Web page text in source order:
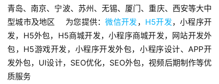
推
广
V
I
/
U
青岛、南京、宁波、苏州、无锡、厦门、重庆、西安等大中
型城市及地区    为您提供：微信开发 ， H5开发，小程序开
发，H5外包，H5商城开发，小程序商城开发，网站开发外
包，H5游戏开发，小程序开发外包，小程序设计、APP开
发外包，UI设计，SEO优化，SEO外包，视频后期制作等优
质服务